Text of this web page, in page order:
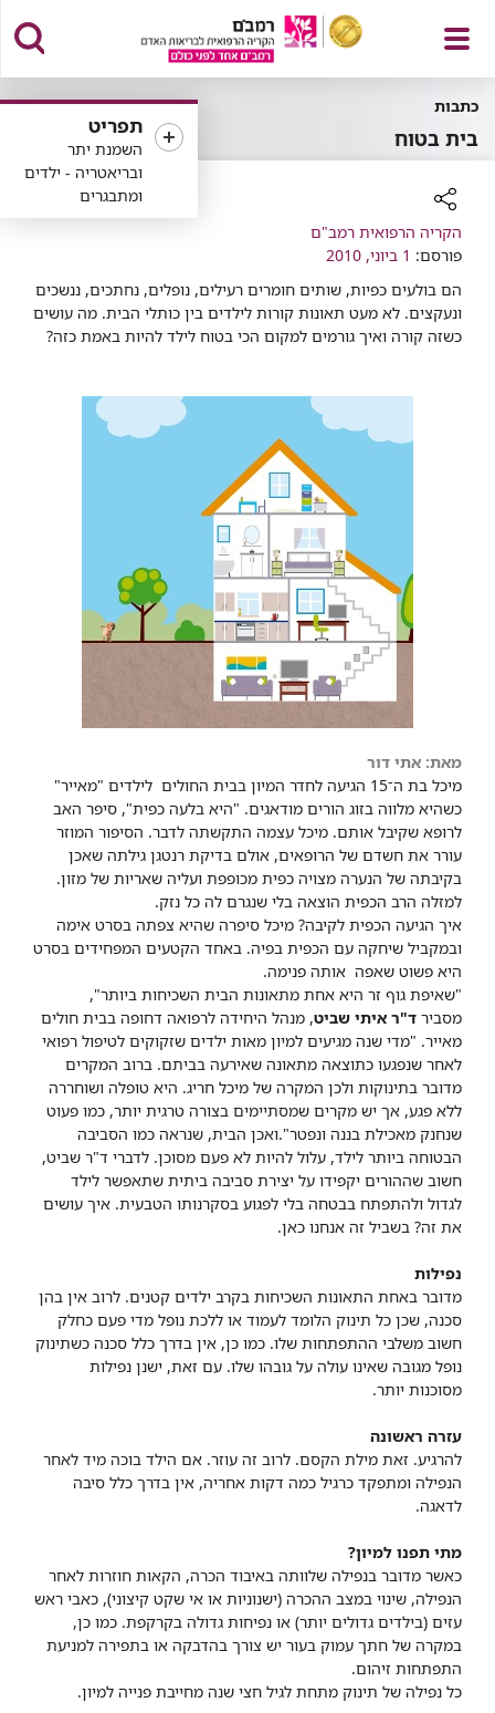
פתח
תפריט
תפריט
השמנת יתר
ובריאטריה - ילדים
ומתבגרים
כתבות
בית בטוח
רכיב
שיתוף
הקריה הרפואית רמב"ם
פורסם: 1 ביוני, 2010
הם בולעים כפיות, שותים חומרים רעילים, נופלים, נחתכים, ננשכים
ונעקצים. לא מעט תאונות קורות לילדים בין כותלי הבית. מה עושים
כשזה קורה ואיך גורמים למקום הכי בטוח לילד להיות באמת כזה?
מאת: אתי דור
מיכל בת ה־15 הגיעה לחדר המיון בבית החולים לילדים "מאייר"
כשהיא מלווה בזוג הורים מודאגים. "היא בלעה כפית", סיפר האב
לרופא שקיבל אותם. מיכל עצמה התקשתה לדבר. הסיפור המוזר
עורר את חשדם של הרופאים, אולם בדיקת רנטגן גילתה שאכן
בקיבתה של הנערה מצויה כפית מכופפת ועליה שאריות של מזון.
למזלה הרב הכפית הוצאה בלי שנגרם לה כל נזק.
איך הגיעה הכפית לקיבה? מיכל סיפרה שהיא צפתה בסרט אימה
ובמקביל שיחקה עם הכפית בפיה. באחד הקטעים המפחידים בסרט
היא פשוט שאפה אותה פנימה.
"שאיפת גוף זר היא אחת מתאונות הבית השכיחות ביותר",
מסביר ד"ר איתי שביט, מנהל היחידה לרפואה דחופה בבית חולים
מאייר. "מדי שנה מגיעים למיון מאות ילדים שזקוקים לטיפול רפואי
לאחר שנפגעו כתוצאה מתאונה שאירעה בביתם. ברוב המקרים
מדובר בתינוקות ולכן המקרה של מיכל חריג. היא טופלה ושוחררה
ללא פגע, אך יש מקרים שמסתיימים בצורה טרגית יותר, כמו פעוט
שנחנק מאכילת בננה ונפטר".ואכן הבית, שנראה כמו הסביבה
הבטוחה ביותר לילד, עלול להיות לא פעם מסוכן. לדברי ד"ר שביט,
חשוב שההורים יקפידו על יצירת סביבה ביתית שתאפשר לילד
לגדול ולהתפתח בבטחה בלי לפגוע בסקרנותו הטבעית. איך עושים
את זה? בשביל זה אנחנו כאן.
נפילות
מדובר באחת התאונות השכיחות בקרב ילדים קטנים. לרוב אין בהן
סכנה, שכן כל תינוק הלומד לעמוד או ללכת נופל מדי פעם כחלק
חשוב משלבי ההתפתחות שלו. כמו כן, אין בדרך כלל סכנה כשתינוק
נופל מגובה שאינו עולה על גובהו שלו. עם זאת, ישנן נפילות
מסוכנות יותר.
עזרה ראשונה
להרגיע. זאת מילת הקסם. לרוב זה עוזר. אם הילד בוכה מיד לאחר
הנפילה ומתפקד כרגיל כמה דקות אחריה, אין בדרך כלל סיבה
לדאגה.
מתי תפנו למיון?
כאשר מדובר בנפילה שלוותה באיבוד הכרה, הקאות חוזרות לאחר
הנפילה, שינוי במצב ההכרה (ישנוניות או אי שקט קיצוני), כאבי ראש
עזים (בילדים גדולים יותר) או נפיחות גדולה בקרקפת. כמו כן,
במקרה של חתך עמוק בעור יש צורך בהדבקה או בתפירה למניעת
התפתחות זיהום.
כל נפילה של תינוק מתחת לגיל חצי שנה מחייבת פנייה למיון.